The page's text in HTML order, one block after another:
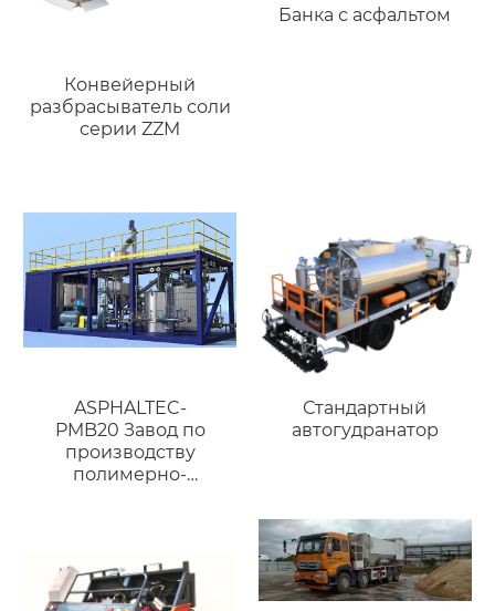
Конвейерный
разбрасыватель соли
серии ZZM
Банка с асфальтом
ASPHALTEC-
PMB20 Завод по
производству
полимерно-
Стандартный
автогудранатор